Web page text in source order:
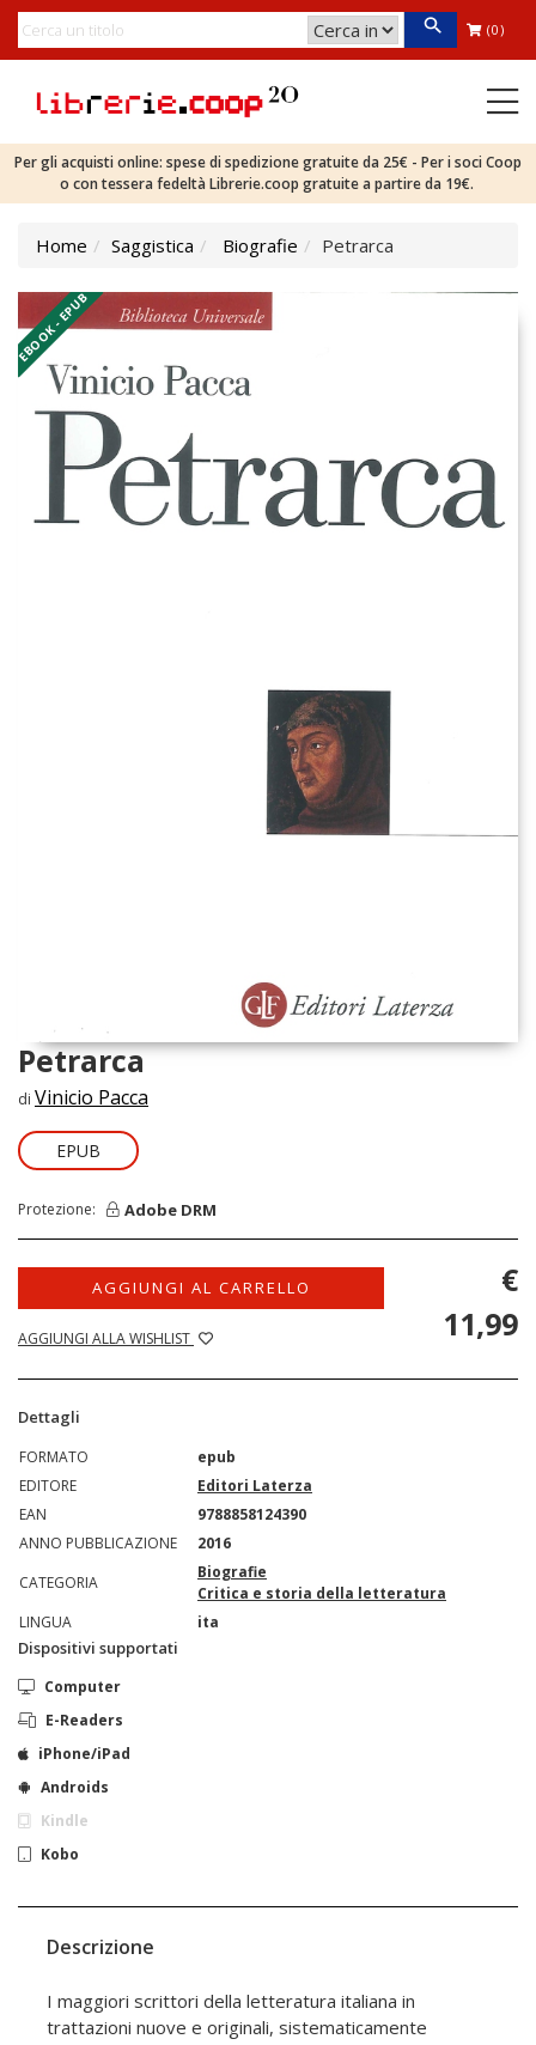
(0)
Per gli acquisti online: spese di spedizione gratuite da 25€ - Per i soci Coop
o con tessera fedeltà Librerie.coop gratuite a partire da 19€.
Home Saggistica Biografie Petrarca
EBOOK - EPUB
Petrarca
di Vinicio Pacca
EPUB
Protezione: Adobe DRM
AGGIUNGI AL CARRELLO
AGGIUNGI ALLA WISHLIST
€
11,99
Dettagli
FORMATO
epub
EDITORE
Editori Laterza
EAN
9788858124390
ANNO PUBBLICAZIONE
2016
CATEGORIA
Biografie
Critica e storia della letteratura
LINGUA
ita
Dispositivi supportati
Computer
E-Readers
iPhone/iPad
Androids
Kindle
Kobo
Descrizione
I maggiori scrittori della letteratura italiana in
trattazioni nuove e originali, sistematicamente